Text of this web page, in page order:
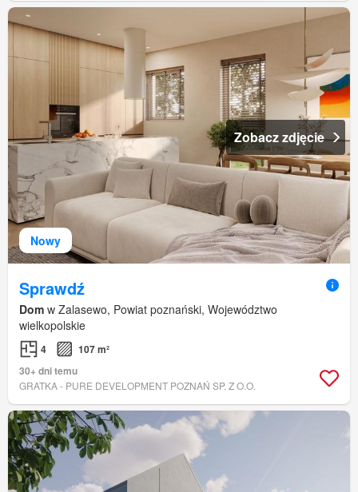
Nowy
Zobacz zdjęcie
Sprawdź
Dom w Zalasewo, Powiat poznański, Województwo
wielkopolskie
4
107 m²
30+ dni temu
GRATKA - PURE DEVELOPMENT POZNAŃ SP. Z O.O.